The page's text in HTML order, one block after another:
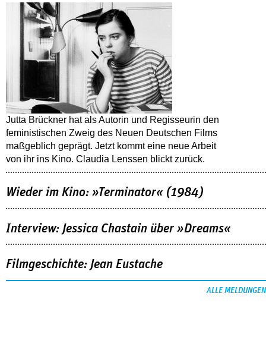
Jutta Brückner hat als Autorin und Regisseurin den
feministischen Zweig des Neuen Deutschen Films
maßgeblich geprägt. Jetzt kommt eine neue Arbeit
von ihr ins Kino. Claudia Lenssen blickt zurück.
Wieder im Kino: »Terminator« (1984)
Interview: Jessica Chastain über »Dreams«
Filmgeschichte: Jean Eustache
ALLE MELDUNGEN